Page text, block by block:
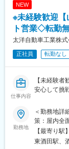
へステップ
への異動の
入社後1年
■組織構成：
1店舗あた
重視し相談
変更の範囲
【開催日時】
8/6 (木)
8/13 (木)
8/18 (火)
8/20 (木)
8/25 (火)
※ご応募時
・新規契約
・料金プラ
案内
・スマホの
NEW
※未経験歓迎【
ト営業◇転勤
太洋自動車工業株式
正社員 転勤なし
仕事内容
【未経験
安心して挑
備】
■職務内容：
当社にて、
きます。具
勤務地
＜勤務地詳
策：屋内全
【最寄り駅】
東酒田駅、